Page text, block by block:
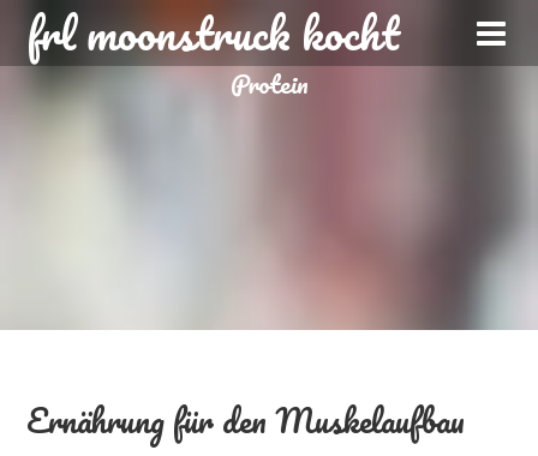
frl moonstruck kocht
Protein
Ernährung für den Muskelaufbau